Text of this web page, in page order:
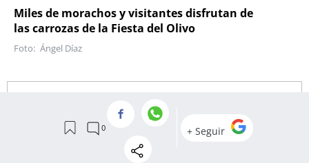
Miles de morachos y visitantes disfrutan de
las carrozas de la Fiesta del Olivo
Ángel Díaz